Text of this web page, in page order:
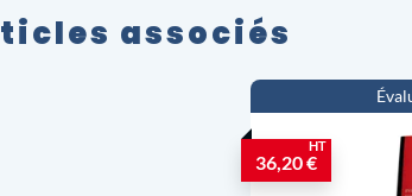
associés
36,20 €
HT